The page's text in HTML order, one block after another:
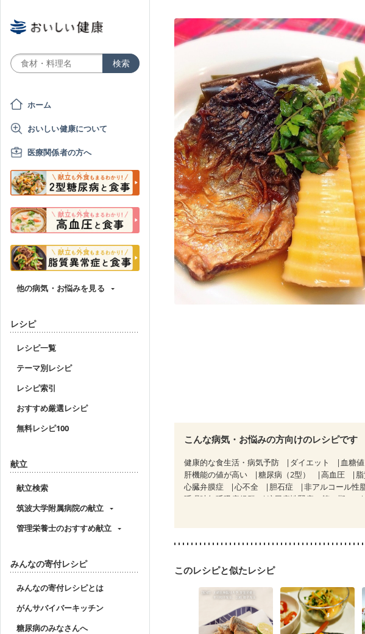
ホーム
おいしい健康について
医療関係者の方へ
他の病気・お悩みを見る
レシピ
レシピ一覧
テーマ別レシピ
レシピ索引
おすすめ厳選レシピ
無料レシピ100
献立
献立検索
筑波大学附属病院の献立
管理栄養士のおすすめ献立
みんなの寄付レシピ
みんなの寄付レシピとは
がんサバイバーキッチン
糖尿病のみなさんへ
こんな病気・お悩みの方向けのレシピです
健康的な食生活・病気予防 ダイエット 血糖
肝機能の値が高い
糖尿病（2型） 高血圧
心臓弁膜症
心不全 胆石症 非アルコール性
睡眠時無呼吸症候群
糖尿病性腎症（第１期）
産後（母乳）
産後（混合栄養） 産後（ミル
このレシピと似たレシピ